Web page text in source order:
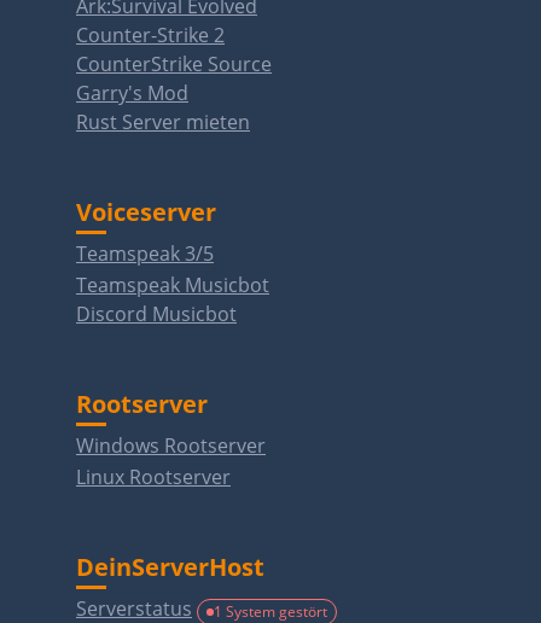
Ark:Survival Evolved
Counter-Strike 2
CounterStrike Source
Garry's Mod
Rust Server mieten
Voiceserver
Teamspeak 3/5
Teamspeak Musicbot
Discord Musicbot
Rootserver
Windows Rootserver
Linux Rootserver
DeinServerHost
Serverstatus 1 System gestört